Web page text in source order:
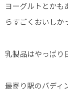
ヨーグルトとかも
らすごくおいしか
乳製品はやっぱり
最寄り駅のパディ